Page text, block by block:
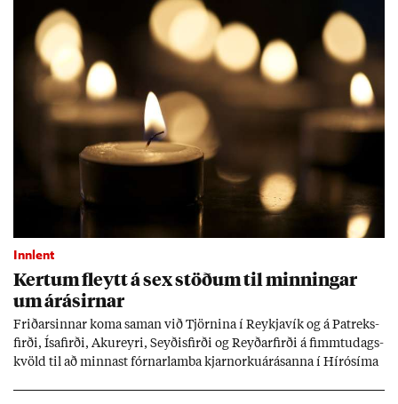
Innlent
Kert­um fleytt á sex stöð­um til minn­ing­ar
um árás­irn­ar
Frið­arsinn­ar koma sam­an við Tjörn­ina í Reykja­vík og á Pat­reks­
firði, Ísa­firði, Ak­ur­eyri, Seyð­is­firði og Reyð­ar­firði á fimmtu­dags­
kvöld til að minn­ast fórn­ar­lamba kjarn­orku­árás­anna í Hírósíma